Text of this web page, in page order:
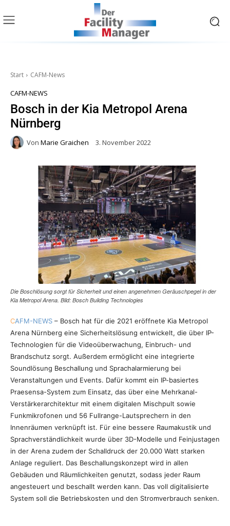
Start CAFM-News
CAFM-NEWS
Bosch in der Kia Metropol Arena
Nürnberg
Von Marie Graichen 3. November 2022
Die Boschlösung sorgt für Sicherheit und einen angenehmen Geräuschpegel in der
Kia Metropol Arena. Bild: Bosch Building Technologies
CAFM-NEWS – Bosch hat für die 2021 eröffnete Kia Metropol
Arena Nürnberg eine Sicherheitslösung entwickelt, die über IP-
Technologien für die Videoüberwachung, Einbruch- und
Brandschutz sorgt. Außerdem ermöglicht eine integrierte
Soundlösung Beschallung und Sprachalarmierung bei
Veranstaltungen und Events. Dafür kommt ein IP-basiertes
Praesensa-System zum Einsatz, das über eine Mehrkanal-
Verstärkerarchitektur mit einem digitalen Mischpult sowie
Funkmikrofonen und 56 Fullrange-Lautsprechern in den
Innenräumen verknüpft ist. Für eine bessere Raumakustik und
Sprachverständlichkeit wurde über 3D-Modelle und Feinjustagen
in der Arena zudem der Schalldruck der 20.000 Watt starken
Anlage reguliert. Das Beschallungskonzept wird in allen
Gebäuden und Räumlichkeiten genutzt, sodass jeder Raum
angesteuert und beschallt werden kann. Das voll digitalisierte
System soll die Betriebskosten und den Stromverbrauch senken.